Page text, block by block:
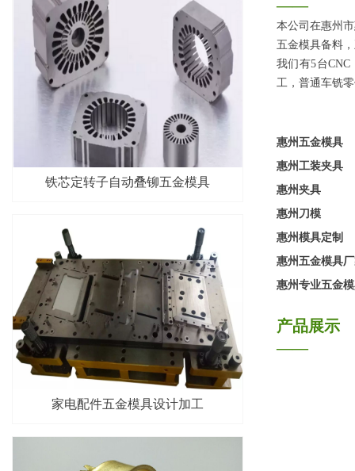
——
本公司在惠州
五金模具备料
我们有5台
工，普通车铣
惠州五金模具
惠州工装夹具
惠州夹具
惠州刀模
惠州模具定制
惠州五金模具
惠州专业五金
产品展示
——
铁芯定转子自动叠铆五金模具
家电配件五金模具设计加工